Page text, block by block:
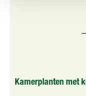
Kamerplanten met